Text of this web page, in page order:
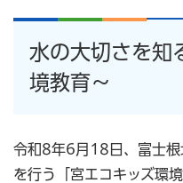
水の大切さを知
境教育～
令和8年6月18日、富士根
を行う「宮エコキッズ環